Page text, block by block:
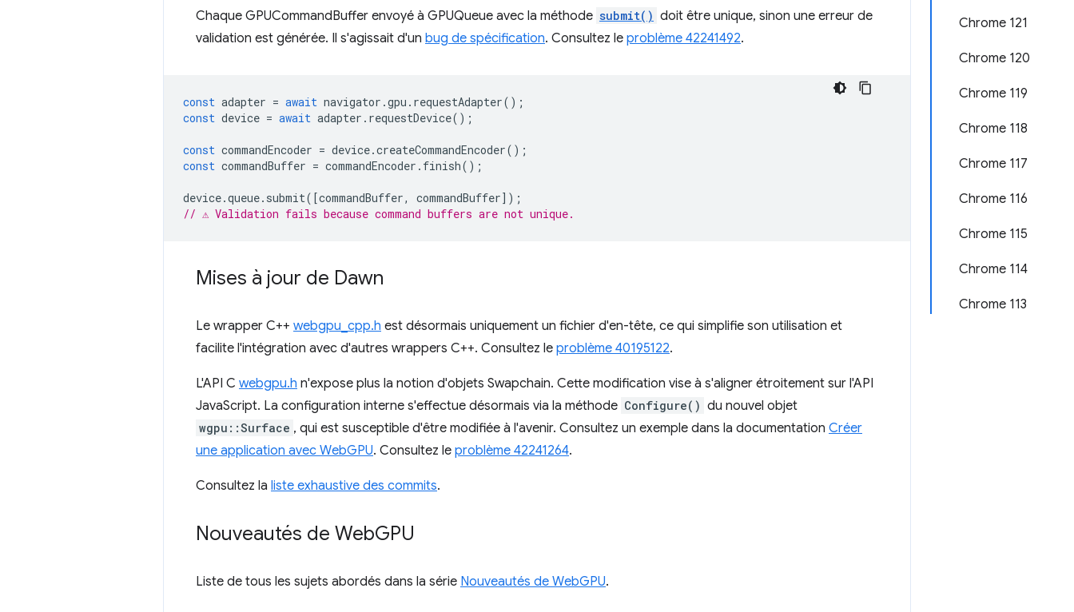
Chrome 121
Chrome 120
Chrome 119
Chrome 118
Chrome 117
Chrome 116
Chrome 115
Chrome 114
Chrome 113
Chaque GPUCommandBuffer envoyé à GPUQueue avec la méthode submit() doit être unique, sinon une erreur de
validation est générée. Il s'agissait d'un bug de spécification. Consultez le problème 42241492.
const adapter = await navigator .gpu . requestAdapter();
const device = await adapter . requestDevice();
const commandEncoder = device.createCommandEncoder();
const commandBuffer = commandEncoder . finish();
device.queue. submit([commandBuffer, commandBuffer]);
// ⚠️ Validation fails because command buffers are not unique.
Mises à jour de Dawn
Le wrapper C++ webgpu_cpp.h est désormais uniquement un fichier d'en-tête, ce qui simplifie son utilisation et
facilite l'intégration avec d'autres wrappers C++. Consultez le problème 40195122.
L'API C webgpu.h n'expose plus la notion d'objets Swapchain. Cette modification vise à s'aligner étroitement sur l'API
JavaScript. La configuration interne s'effectue désormais via la méthode Configure() du nouvel objet
wgpu::Surface , qui est susceptible d'être modifiée à l'avenir. Consultez un exemple dans la documentation Créer
une application avec WebGPU. Consultez le problème 42241264.
Consultez la liste exhaustive des commits.
Nouveautés de WebGPU
Liste de tous les sujets abordés dans la série Nouveautés de WebGPU.